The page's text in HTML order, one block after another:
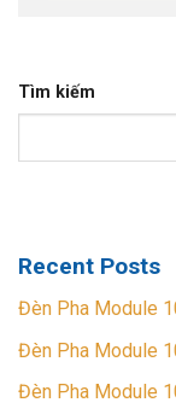
Tìm kiếm
Recent Posts
Đèn Pha Module
Đèn Pha Module
Đèn Pha Module